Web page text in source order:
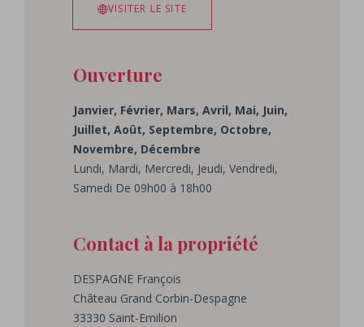
VISITER LE SITE
Ouverture
Janvier, Février, Mars, Avril, Mai, Juin,
Juillet, Août, Septembre, Octobre,
Novembre, Décembre
Lundi, Mardi, Mercredi, Jeudi, Vendredi,
Samedi De 09h00 à 18h00
Contact à la propriété
DESPAGNE François
Château Grand Corbin-Despagne
33330 Saint-Emilion